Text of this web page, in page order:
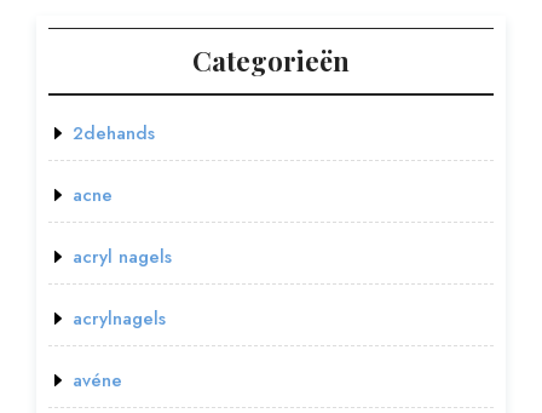
Categorieën
2dehands
acne
acryl nagels
acrylnagels
avéne